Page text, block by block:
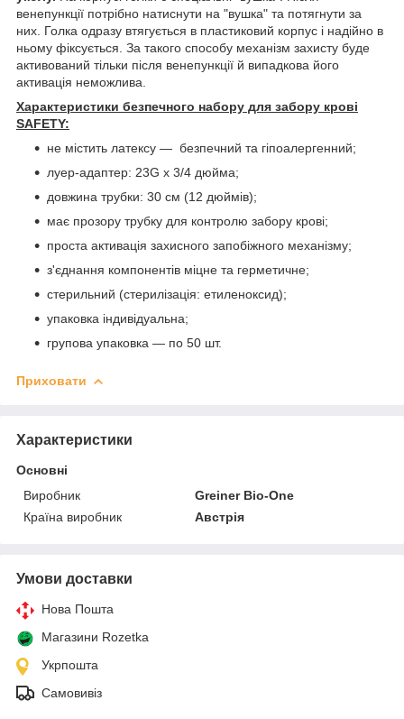
венепункції потрібно натиснути на "вушка" та потягнути за
них. Голка одразу втягується в пластиковий корпус і надійно в
ньому фіксується. За такого способу механізм захисту буде
активований тільки після венепункції й випадкова його
активація неможлива.
Характеристики безпечного набору для забору крові
SAFETY:
не містить латексу — безпечний та гіпоалергенний;
луер-адаптер: 23G x 3/4 дюйма;
довжина трубки: 30 см (12 дюймів);
має прозору трубку для контролю забору крові;
проста активація захисного запобіжного механізму;
з'єднання компонентів міцне та герметичне;
стерильний (стерилізація: етиленоксид);
упаковка індивідуальна;
групова упаковка — по 50 шт.
Приховати
Характеристики
Основні
Виробник
Greiner Bio-One
Країна виробник
Австрія
Умови доставки
Нова Пошта
Магазини Rozetka
Укрпошта
Самовивіз